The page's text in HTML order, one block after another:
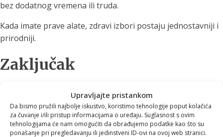
Upravljajte pristankom
Da bismo pružili najbolje iskustvo, koristimo tehnologije poput kolačića
za čuvanje i/ili pristup informacijama o uređaju. Suglasnost s ovim
tehnologijama će nam omogućiti da obrađujemo podatke kao što su
ponašanje pri pregledavanju ili jedinstveni ID-ovi na ovoj web stranici.
bez dodatnog vremena ili truda.
Kada imate prave alate, zdravi izbori postaju jednostavniji i
prirodniji.
Zaključak
Zdrava rutina nije radikalna promjena života.
To je niz malih odluka koje ponavljate svaki dan.
Počnite s jednom navikom, olakšajte si proces i budite